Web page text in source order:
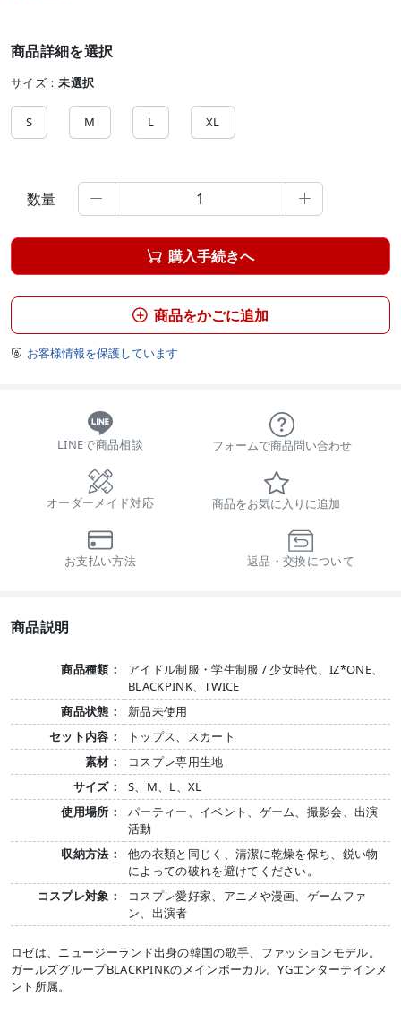
商品詳細を選択
サイズ：未選択
S M L XL
数量  
 購入手続きへ
 商品をかごに追加
 お客様情報を保護しています
LINEで商品相談 フォームで商品問い合わせ
オーダーメイド対応 商品をお気に入りに追加
お支払い方法 返品・交換について
商品説明
商品種類：
アイドル制服・学生制服 / 少女時代、IZ*ONE、
BLACKPINK、TWICE
商品状態：
新品未使用
セット内容：
トップス、スカート
素材：
コスプレ専用生地
サイズ：
S、M、L、XL
使用場所：
パーティー、イベント、ゲーム、撮影会、出演
活動
収納方法：
他の衣類と同じく、清潔に乾燥を保ち、鋭い物
によっての破れを避けてください。
コスプレ対象：
コスプレ愛好家、アニメや漫画、ゲームファ
ン、出演者
ロゼは、ニュージーランド出身の韓国の歌手、ファッションモデル。
ガールズグループBLACKPINKのメインボーカル。YGエンターテインメ
ント所属。